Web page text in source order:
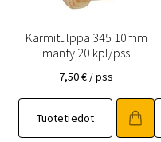
Karmitulppa 345 10mm
mänty 20 kpl/pss
7,50€ / pss
Tuotetiedot